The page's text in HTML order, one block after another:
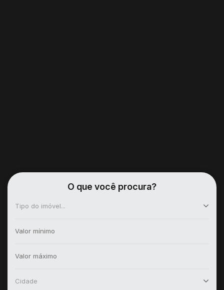
Tipo do imóvel...
Cidade